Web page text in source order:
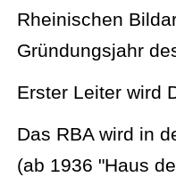
Rheinischen
Gründungsjahr
Erster Leiter wird
Das RBA wird in
(ab 1936 "Haus